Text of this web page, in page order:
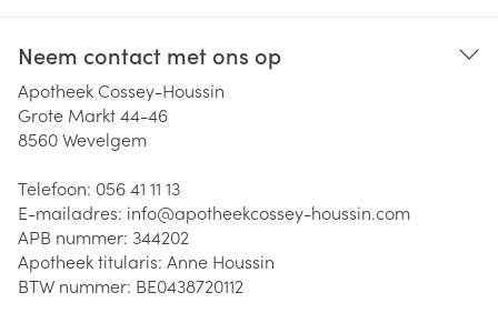
Neem contact met ons op
Apotheek Cossey-Houssin
Grote Markt 44-46
8560Wevelgem
Telefoon: 056 41 11 13
E-mailadres: info@apotheekcossey-houssin.com
APB nummer: 344202
Apotheek titularis: Anne Houssin
BTW nummer: BE0438720112